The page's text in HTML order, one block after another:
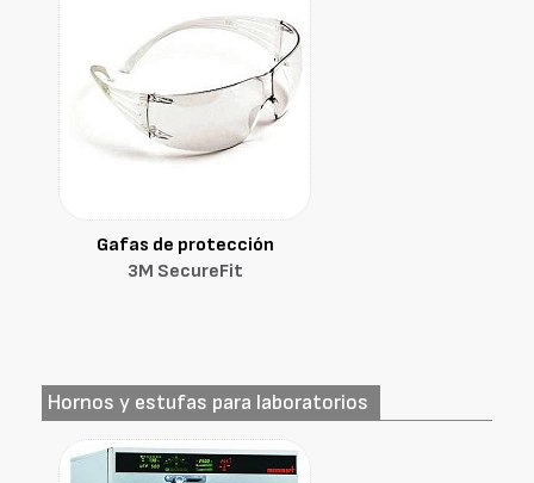
Gafas de protección
3M SecureFit
Hornos y estufas para laboratorios